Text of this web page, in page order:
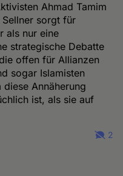
Ahmad Tamim
Sellner sorgt für
als nur eine
strategische Debatte
offen für Allianzen
sogar Islamisten
Annäherung
ist, als sie auf
2